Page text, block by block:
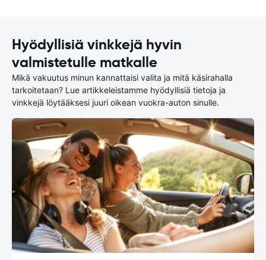
Hyödyllisiä vinkkejä hyvin
valmistetulle matkalle
Mikä vakuutus minun kannattaisi valita ja mitä käsirahalla
tarkoitetaan? Lue artikkeleistamme hyödyllisiä tietoja ja
vinkkejä löytääksesi juuri oikean vuokra-auton sinulle.